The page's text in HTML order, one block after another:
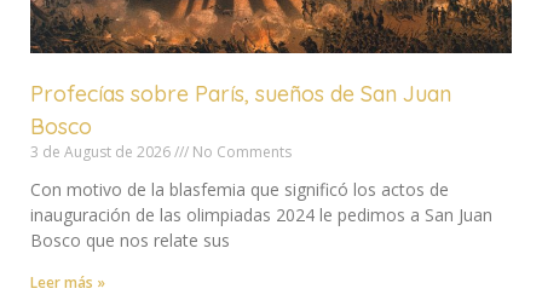
Profecías sobre París, sueños de San Juan
Bosco
3 de August de 2026 No Comments
Con motivo de la blasfemia que significó los actos de
inauguración de las olimpiadas 2024 le pedimos a San Juan
Bosco que nos relate sus
Leer más »